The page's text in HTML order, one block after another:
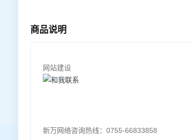
商品说明
网站建设
新万网络咨询热线：0755-66833858